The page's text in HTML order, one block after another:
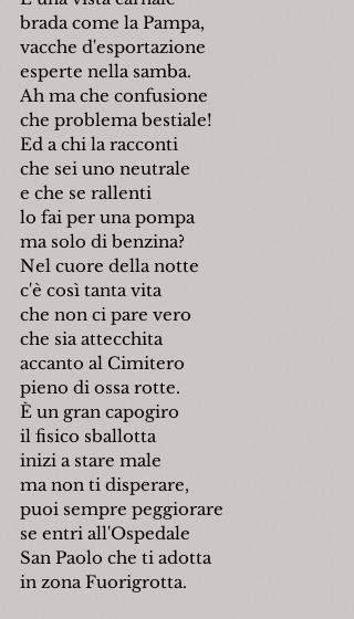
brada come la Pampa,
vacche d'esportazione
esperte nella samba.
Ah ma che confusione
che problema bestiale!
Ed a chi la racconti
che sei uno neutrale
e che se rallenti
lo fai per una pompa
ma solo di benzina?
Nel cuore della notte
c'è così tanta vita
che non ci pare vero
che sia attecchita
accanto al Cimitero
pieno di ossa rotte.
È un gran capogiro
il fisico sballotta
inizi a stare male
ma non ti disperare,
puoi sempre peggiorare
se entri all'Ospedale
San Paolo che ti adotta
in zona Fuorigrotta.